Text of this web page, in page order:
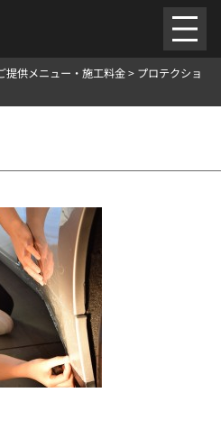
紹介所在地
施工料金
施工のご予約
提供メニュー・施工料金> プロテクショ